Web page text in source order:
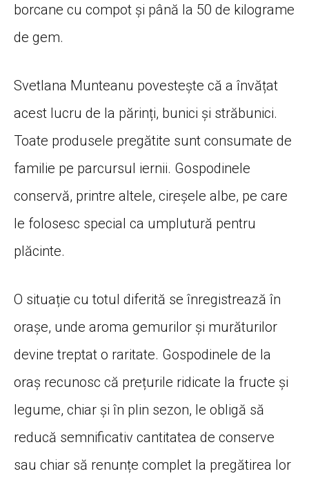
borcane cu compot și până la 50 de kilograme
de gem.
Svetlana Munteanu povestește că a învățat
acest lucru de la părinți, bunici și străbunici.
Toate produsele pregătite sunt consumate de
familie pe parcursul iernii. Gospodinele
conservă, printre altele, cireșele albe, pe care
le folosesc special ca umplutură pentru
plăcinte.
O situație cu totul diferită se înregistrează în
orașe, unde aroma gemurilor și murăturilor
devine treptat o raritate. Gospodinele de la
oraș recunosc că prețurile ridicate la fructe și
legume, chiar și în plin sezon, le obligă să
reducă semnificativ cantitatea de conserve
sau chiar să renunțe complet la pregătirea lor